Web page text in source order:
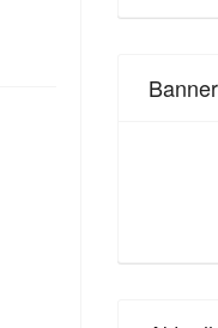
Banner